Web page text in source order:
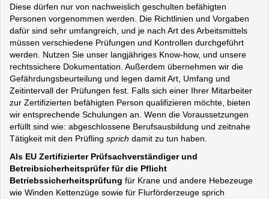
Diese dürfen nur von nachweislich geschulten befähigten
Personen vorgenommen werden. Die Richtlinien und Vorgaben
dafür sind sehr umfangreich, und je nach Art des Arbeitsmittels
müssen verschiedene Prüfungen und Kontrollen durchgeführt
werden. Nutzen Sie unser langjähriges Know-how, und unsere
rechtssichere Dokumentation. Außerdem übernehmen wir die
Gefährdungsbeurteilung und legen damit Art, Umfang und
Zeitintervall der Prüfungen fest. Falls sich einer Ihrer Mitarbeiter
zur Zertifizierten befähigten Person qualifizieren möchte, bieten
wir entsprechende Schulungen an. Wenn die Voraussetzungen
erfüllt sind wie: abgeschlossene Berufsausbildung und zeitnahe
Tätigkeit mit den Prüfling sprich damit zu tun haben.
Als EU Zertifizierter Prüfsachverständiger und
Betreibsicherheitsprüfer für die Pflicht
Betriebssicherheitsprüfung für Krane und andere Hebezeuge
wie Winden Kettenzüge sowie für Flurförderzeuge sprich